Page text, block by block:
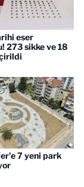
eser
273 sikke ve 18
7 yeni park